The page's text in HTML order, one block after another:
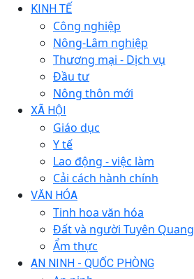
KINH TẾ
Công nghiệp
Nông-Lâm nghiệp
Thương mại - Dịch vụ
Đầu tư
Nông thôn mới
XÃ HỘI
Giáo dục
Y tế
Lao động - việc làm
Cải cách hành chính
VĂN HÓA
Tinh hoa văn hóa
Đất và người Tuyên Quang
Ẩm thực
AN NINH - QUỐC PHÒNG